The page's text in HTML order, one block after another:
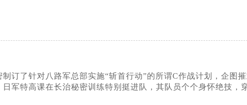
制订了针对八路军总部实施“斩首行动”的所谓C作战计划，企
日军特高课在长治秘密训练特别挺进队，其队员个个身怀绝技